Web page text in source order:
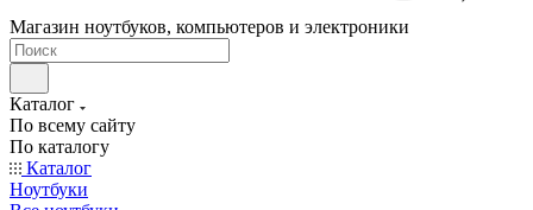
Магазин ноутбуков, компьютеров и электроники
Каталог
По всему сайту
По каталогу
Каталог
Ноутбуки